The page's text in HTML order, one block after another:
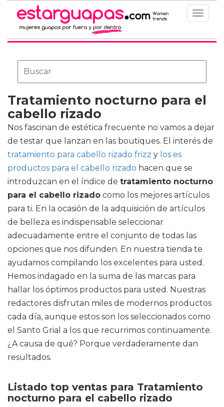
Toggle
Tratamiento nocturno para el
cabello rizado
Nos fascinan de estética frecuente no vamos a dejar
de testar que lanzan en las boutiques. El interés de
tratamiento para cabello rizado frizz y los es
productos para el cabello rizado hacen que se
introduzcan en el índice de tratamiento nocturno
para el cabello rizado como los mejores artículos
para ti. En la ocasión de la adquisición de artículos
de belleza es indispensable seleccionar
adecuadamente entre el conjunto de todas las
opciones que nos difunden. En nuestra tienda te
ayudamos compilando los excelentes para usted.
Hemos indagado en la suma de las marcas para
hallar los óptimos productos para usted. Nuestras
redactores disfrutan miles de modernos productos
cada día, aunque estos son los seleccionados como
el Santo Grial a los que recurrimos continuamente.
¿A causa de qué? Porque verdaderamente dan
resultados.
Listado top ventas para Tratamiento
nocturno para el cabello rizado